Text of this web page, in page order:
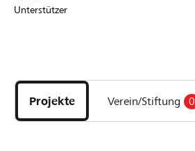
DE FR IT
Unterstützer
Projekte
und
Organisationen
Projekte Verein/Stiftung 0